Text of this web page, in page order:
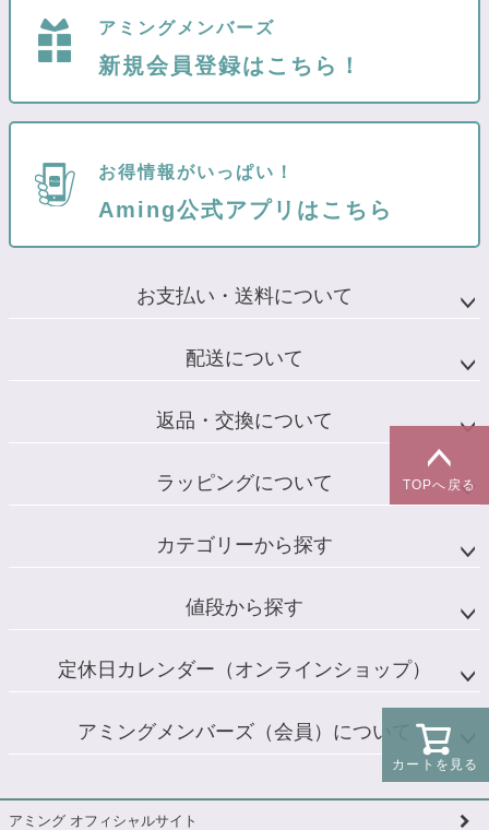
カートを見る
TOPへ戻る
アミングメンバーズ
新規会員登録はこちら！
お得情報がいっぱい！
Aming公式アプリはこちら
お支払い・送料について
配送について
返品・交換について
ラッピングについて
カテゴリーから探す
値段から探す
定休日カレンダー（オンラインショップ）
アミングメンバーズ（会員）について
アミング オフィシャルサイト